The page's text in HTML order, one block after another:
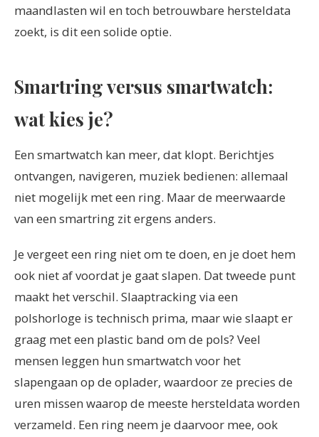
maandlasten wil en toch betrouwbare hersteldata
zoekt, is dit een solide optie.
Smartring versus smartwatch:
wat kies je?
Een smartwatch kan meer, dat klopt. Berichtjes
ontvangen, navigeren, muziek bedienen: allemaal
niet mogelijk met een ring. Maar de meerwaarde
van een smartring zit ergens anders.
Je vergeet een ring niet om te doen, en je doet hem
ook niet af voordat je gaat slapen. Dat tweede punt
maakt het verschil. Slaaptracking via een
polshorloge is technisch prima, maar wie slaapt er
graag met een plastic band om de pols? Veel
mensen leggen hun smartwatch voor het
slapengaan op de oplader, waardoor ze precies de
uren missen waarop de meeste hersteldata worden
verzameld. Een ring neem je daarvoor mee, ook